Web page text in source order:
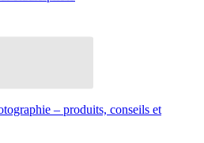
– produits, conseils et